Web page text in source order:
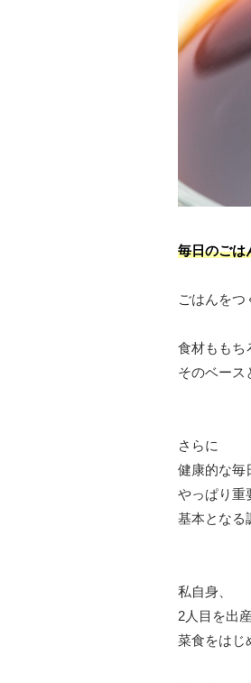
毎日のごは
ごはんをつ
食材ももち
そのベース
さらに
健康的な毎
やっぱり重
基本となる
私自身、
2人目を出
菜食をはじ